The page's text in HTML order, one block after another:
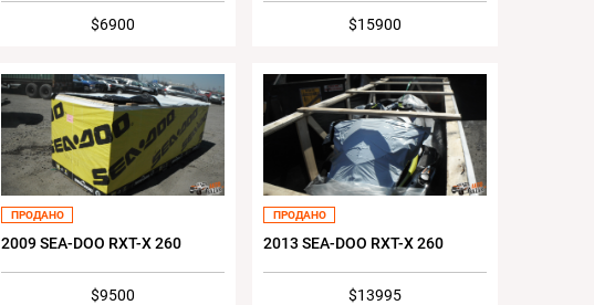
$6900
$15900
ПРОДАНО
2009 SEA-DOO RXT-X 260
$9500
ПРОДАНО
2013 SEA-DOO RXT-X 260
$13995